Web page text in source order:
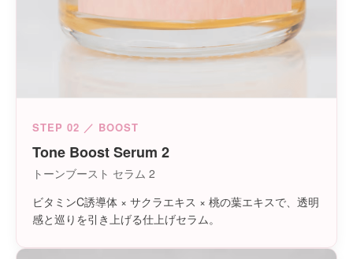
STEP 02 ／ BOOST
Tone Boost Serum 2
トーンブースト セラム 2
ビタミンC誘導体 × サクラエキス × 桃の葉エキスで、透明
感と巡りを引き上げる仕上げセラム。